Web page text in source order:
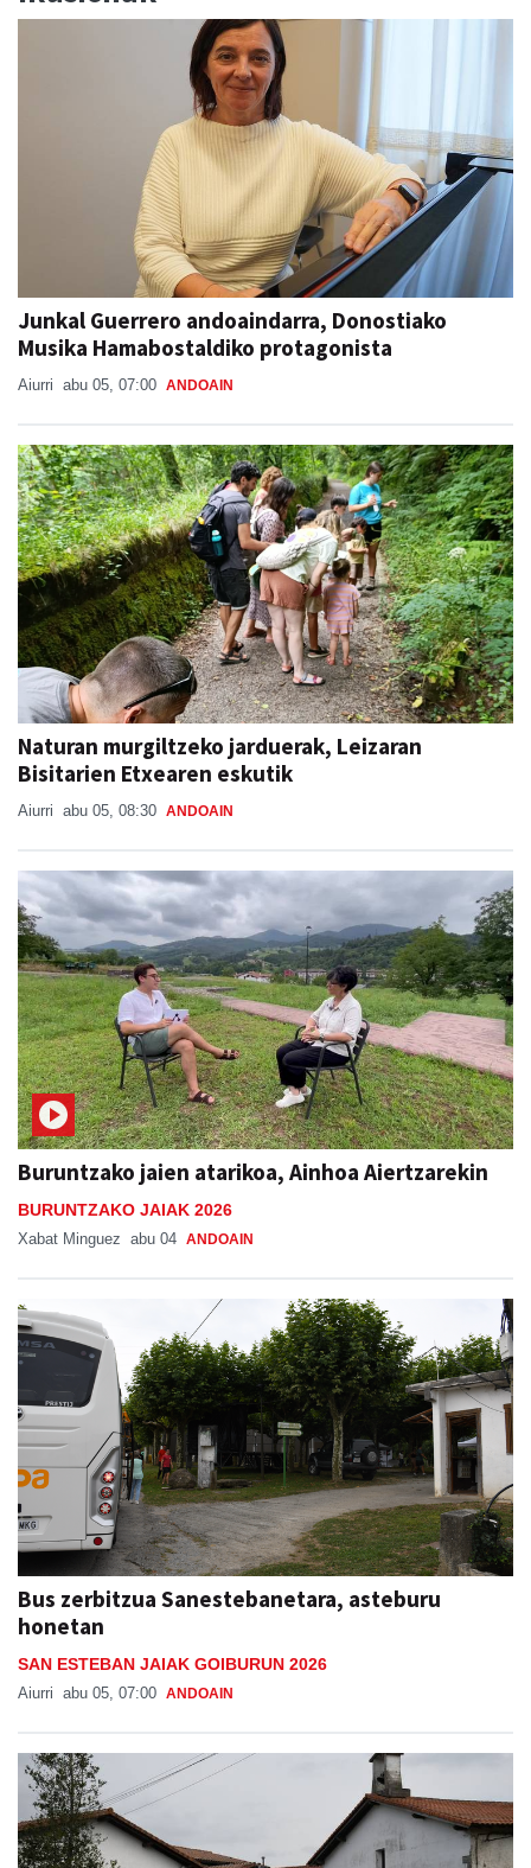
Junkal Guerrero andoaindarra, Donostiako
Musika Hamabostaldiko protagonista
Aiurri abu 05, 07:00 ANDOAIN
Naturan murgiltzeko jarduerak, Leizaran
Bisitarien Etxearen eskutik
Aiurri abu 05, 08:30 ANDOAIN
Buruntzako jaien atarikoa, Ainhoa Aiertzarekin
BURUNTZAKO JAIAK 2026
Xabat Minguez abu 04 ANDOAIN
Bus zerbitzua Sanestebanetara, asteburu
honetan
SAN ESTEBAN JAIAK GOIBURUN 2026
Aiurri abu 05, 07:00 ANDOAIN